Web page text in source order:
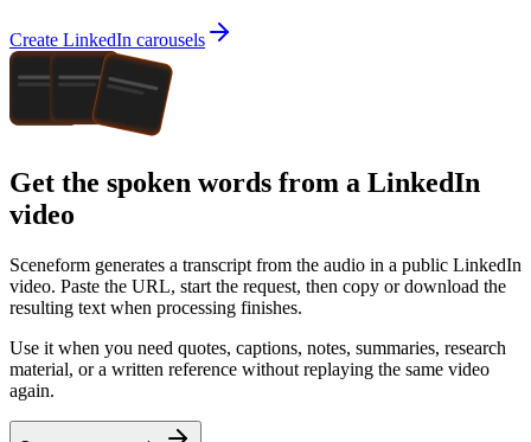
Create LinkedIn carousels
Get the spoken words from a LinkedIn
video
Sceneform generates a transcript from the audio in a public LinkedIn
video. Paste the URL, start the request, then copy or download the
resulting text when processing finishes.
Use it when you need quotes, captions, notes, summaries, research
material, or a written reference without replaying the same video
again.